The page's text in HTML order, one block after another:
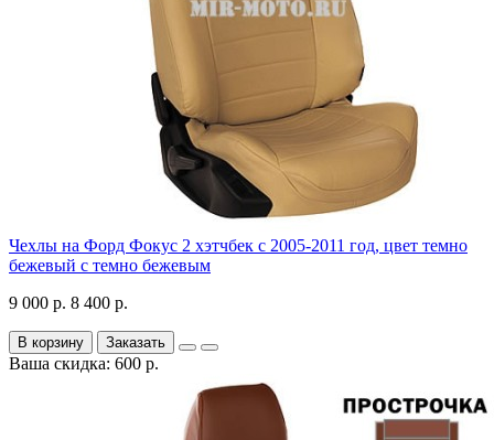
Чехлы на Форд Фокус 2 хэтчбек с 2005-2011 год, цвет темно
бежевый с темно бежевым
9 000 р. 8 400 р.
В корзину Заказать
Ваша скидка: 600 р.